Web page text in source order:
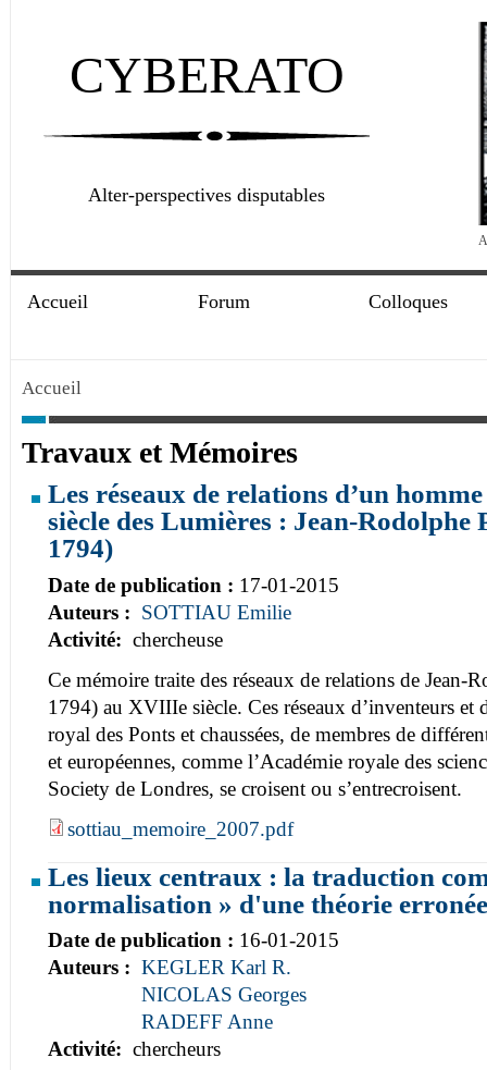
CYBERATO
Alter-perspectives disputables
Accueil Forum Colloques
Accueil
Travaux et Mémoires
Les réseaux de relations d’un homme
siècle des Lumières : Jean-Rodolphe
1794)
Date de publication : 17-01-2015
Auteurs : SOTTIAU Emilie
Activité: chercheuse
Ce mémoire traite des réseaux de relations de Jean-
1794) au XVIIIe siècle. Ces réseaux d’inventeurs et
royal des Ponts et chaussées, de membres de
et européennes, comme l’Académie royale des
Society de Londres, se croisent ou s’entrecroisent.
sottiau_memoire_2007.pdf
Les lieux centraux : la traduction
normalisation » d'une théorie erronée
Date de publication : 16-01-2015
Auteurs : KEGLER Karl R.
NICOLAS Georges
RADEFF Anne
Activité: chercheurs